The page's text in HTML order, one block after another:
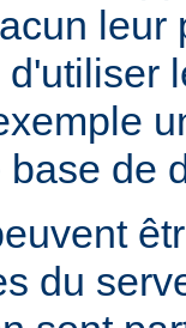
leur
de
du